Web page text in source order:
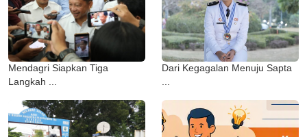
Mendagri Siapkan Tiga
Langkah ...
Dari Kegagalan Menuju Sapta